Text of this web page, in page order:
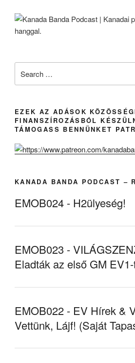
Las
for:
EZEK AZ ADÁSOK
FINANSZÍROZÁSBÓL
TÁMOGASS BENNÜNKET
KANADA BANDA PODCAST –
EMOB024 - H2ülyeség!
EMOB023 -
Eladták az első GM
EMOB022 - EV Hírek &
Vettünk, Lájf! (Saját